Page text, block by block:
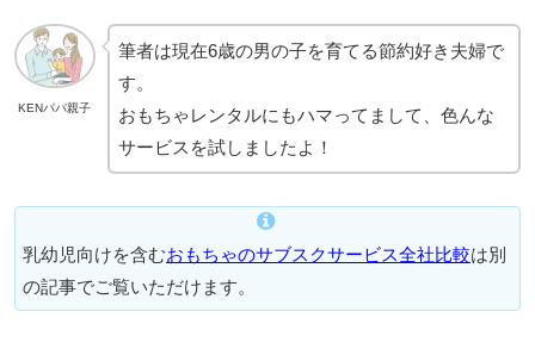
KENパパ親子
筆者は現在6歳の男の子を育てる節約好き夫婦で
す。
おもちゃレンタルにもハマってまして、色んな
サービスを試しましたよ！
乳幼児向けを含むおもちゃのサブスクサービス全社比較は別
の記事でご覧いただけます。